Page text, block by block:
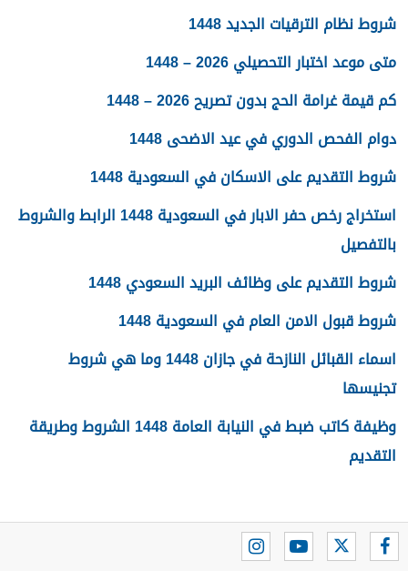
شروط نظام الترقيات الجديد 1448
متى موعد اختبار التحصيلي 2026 – 1448
كم قيمة غرامة الحج بدون تصريح 2026 – 1448
دوام الفحص الدوري في عيد الاضحى 1448
شروط التقديم على الاسكان في السعودية 1448
استخراج رخص حفر الابار في السعودية 1448 الرابط والشروط
بالتفصيل
شروط التقديم على وظائف البريد السعودي 1448
شروط قبول الامن العام في السعودية 1448
اسماء القبائل النازحة في جازان 1448 وما هي شروط
تجنيسها
وظيفة كاتب ضبط في النيابة العامة 1448 الشروط وطريقة
التقديم